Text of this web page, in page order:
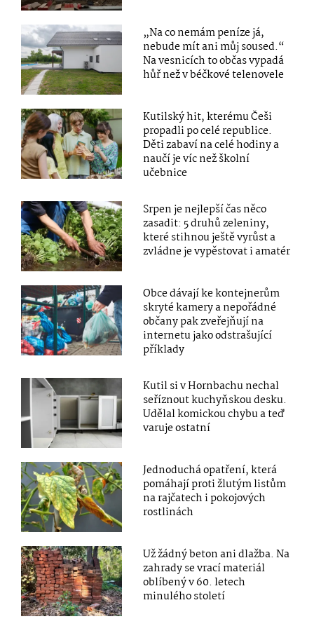
„Na co nemám peníze já,
nebude mít ani můj soused.“
Na vesnicích to občas vypadá
hůř než v béčkové telenovele
Kutilský hit, kterému Češi
propadli po celé republice.
Děti zabaví na celé hodiny a
naučí je víc než školní
učebnice
Srpen je nejlepší čas něco
zasadit: 5 druhů zeleniny,
které stihnou ještě vyrůst a
zvládne je vypěstovat i amatér
Obce dávají ke kontejnerům
skryté kamery a nepořádné
občany pak zveřejňují na
internetu jako odstrašující
příklady
Kutil si v Hornbachu nechal
seříznout kuchyňskou desku.
Udělal komickou chybu a teď
varuje ostatní
Jednoduchá opatření, která
pomáhají proti žlutým listům
na rajčatech i pokojových
rostlinách
Už žádný beton ani dlažba. Na
zahrady se vrací materiál
oblíbený v 60. letech
minulého století